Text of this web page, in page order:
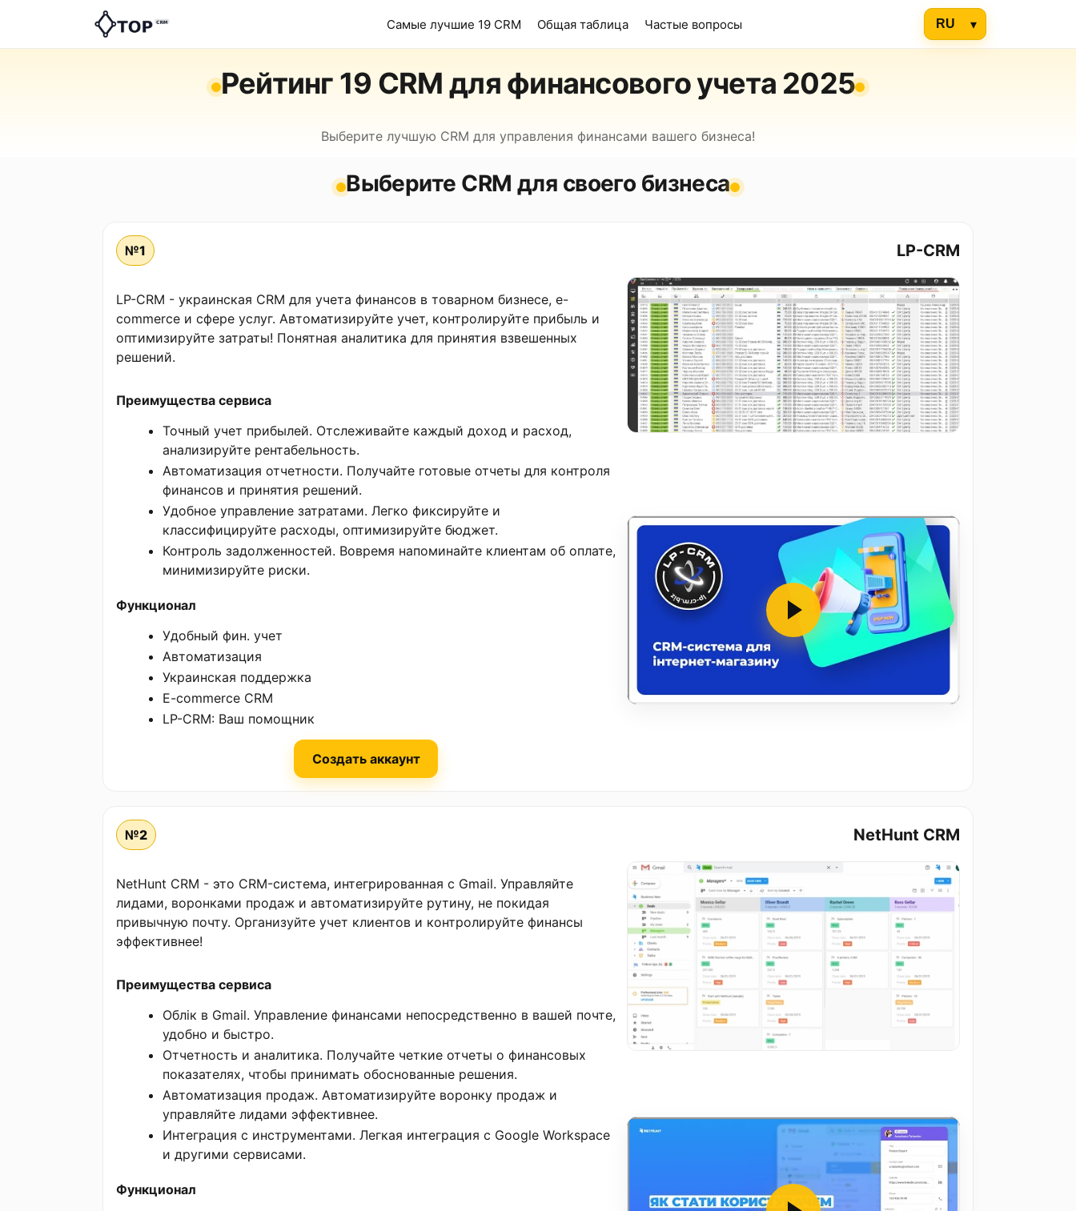
Самые лучшие 19 CRM Общая таблица Частые вопросы
Рейтинг 19 CRM для финансового учета 2025
Выберите лучшую CRM для управления финансами вашего бизнеса!
Выберите CRM для своего бизнеса
№1 LP-CRM
LP-CRM - украинская CRM для учета финансов в товарном бизнесе, e-
commerce и сфере услуг. Автоматизируйте учет, контролируйте прибыль и
оптимизируйте затраты! Понятная аналитика для принятия взвешенных
решений.
Преимущества сервиса
Точный учет прибылей. Отслеживайте каждый доход и расход,
анализируйте рентабельность.
Автоматизация отчетности. Получайте готовые отчеты для контроля
финансов и принятия решений.
Удобное управление затратами. Легко фиксируйте и
классифицируйте расходы, оптимизируйте бюджет.
Контроль задолженностей. Вовремя напоминайте клиентам об оплате,
минимизируйте риски.
Функционал
Удобный фин. учет
Автоматизация
Украинская поддержка
E-commerce CRM
LP-CRM: Ваш помощник
Создать аккаунт
№2 NetHunt CRM
NetHunt CRM - это CRM-система, интегрированная с Gmail. Управляйте
лидами, воронками продаж и автоматизируйте рутину, не покидая
привычную почту. Организуйте учет клиентов и контролируйте финансы
эффективнее!
Преимущества сервиса
Облік в Gmail. Управление финансами непосредственно в вашей почте,
удобно и быстро.
Отчетность и аналитика. Получайте четкие отчеты о финансовых
показателях, чтобы принимать обоснованные решения.
Автоматизация продаж. Автоматизируйте воронку продаж и
управляйте лидами эффективнее.
Интеграция с инструментами. Легкая интеграция с Google Workspace
и другими сервисами.
Функционал